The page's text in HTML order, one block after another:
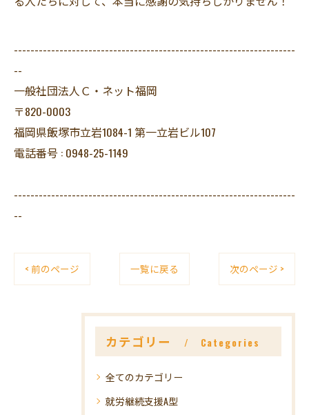
--------------------------------------------------------------------
--
一般社団法人Ｃ・ネット福岡
〒820-0003
福岡県飯塚市立岩1084-1 第一立岩ビル107
電話番号 : 0948-25-1149
--------------------------------------------------------------------
--
< 前のページ 一覧に戻る 次のページ >
カテゴリー Categories
全てのカテゴリー
就労継続支援A型